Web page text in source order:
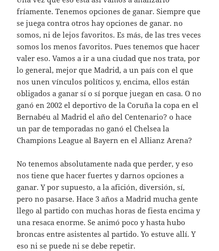
fríamente. Tenemos opciones de ganar. Siempre que
se juega contra otros hay opciones de ganar. no
somos, ni de lejos favoritos. Es más, de las tres veces
somos los menos favoritos. Pues tenemos que hacer
valer eso. Vamos a ir a una ciudad que nos trata, por
lo general, mejor que Madrid, a un país con el que
nos unen vínculos políticos y, encima, ellos están
obligados a ganar sí o sí porque juegan en casa. O no
ganó en 2002 el deportivo de la Coruña la copa en el
Bernabéu al Madrid el año del Centenario? o hace
un par de temporadas no ganó el Chelsea la
Champions League al Bayern en el Allianz Arena?
No tenemos absolutamente nada que perder, y eso
nos tiene que hacer fuertes y darnos opciones a
ganar. Y por supuesto, a la afición, diversión, sí,
pero no pasarse. Hace 3 años a Madrid mucha gente
llego al partido con muchas horas de fiesta encima y
una resaca enorme. Se animó poco y hasta hubo
broncas entre asistentes al partido. Yo estuve allí. Y
eso ni se puede ni se debe repetir.